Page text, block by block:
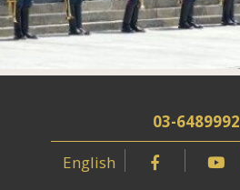
03-6489992
English